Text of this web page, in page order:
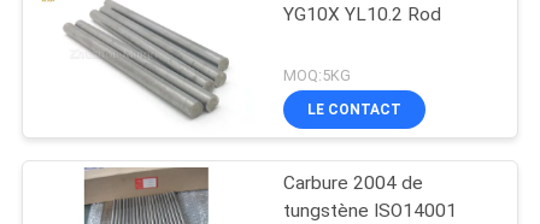
PRIVACY
POLICY
YG10X YL10.2 Rod
MOQ:5KG
LE CONTACT
Carbure 2004 de
tungstène ISO14001